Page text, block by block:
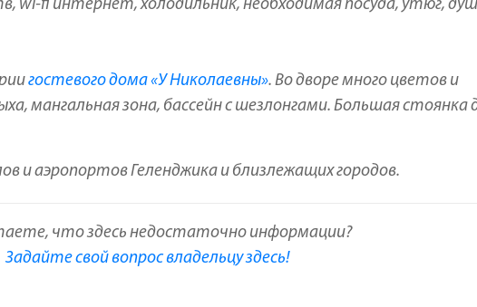
wi-fi интернет, холодильник, необходимая посуда, утюг,
гостевого дома «У Николаевны». Во дворе много цветов и
мангальная зона, бассейн с шезлонгами. Большая стоянка
и аэропортов Геленджика и близлежащих городов.
что здесь недостаточно информации?
Задайте свой вопрос владельцу здесь!